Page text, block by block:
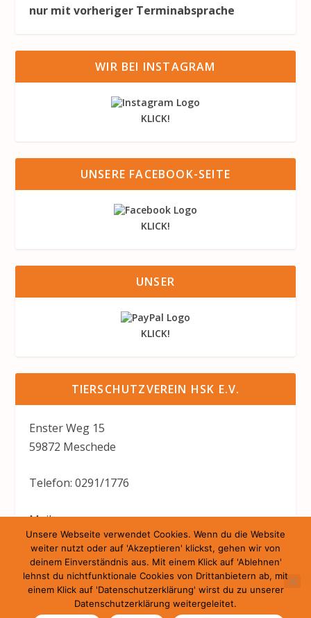
nur mit vorheriger Terminabsprache
WIR BEI INSTAGRAM
KLICK!
UNSERE FACEBOOK-SEITE
KLICK!
UNSER
KLICK!
TIERSCHUTZVEREIN HSK E.V.
Enster Weg 15
59872 Meschede
Telefon: 0291/1776
Mail:
tierheim@tierschutzverein-hsk.de
Entworfen vonElegant Themes| Unterstützt von
Unsere Webseite verwendet Cookies. Wenn du die Website
weiter nutzt oder auf 'Akzeptieren' klickst, gehen wir von
deinem Einverständnis aus. Mit einem Klick auf 'Ablehnen'
lehnst du nichtfunktionale Cookies von Drittanbietern ab, mit
einem Klick auf 'Datenschutzerklärung' wirst du zu unserer
Datenschutzerklärung weitergeleitet.